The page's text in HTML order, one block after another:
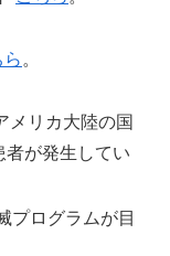
ら 。
メリカ大陸の国
者が発生してい
プログラムが目